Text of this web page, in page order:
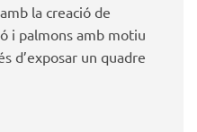
la creació de
i palmons amb motiu
d’exposar un quadre